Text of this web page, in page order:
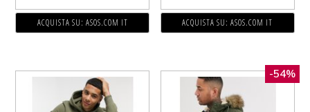
ACQUISTA SU: ASOS.COM IT ACQUISTA SU: ASOS.COM IT
-54%